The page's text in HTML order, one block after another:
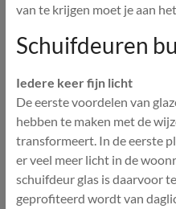
van te krijgen moet je aan
Schuifdeuren
Iedere keer fijn licht
De eerste voordelen van
hebben te maken met de
transformeert. In de eerste
er veel meer licht in de
schuifdeur glas is daarvoor
geprofiteerd wordt van